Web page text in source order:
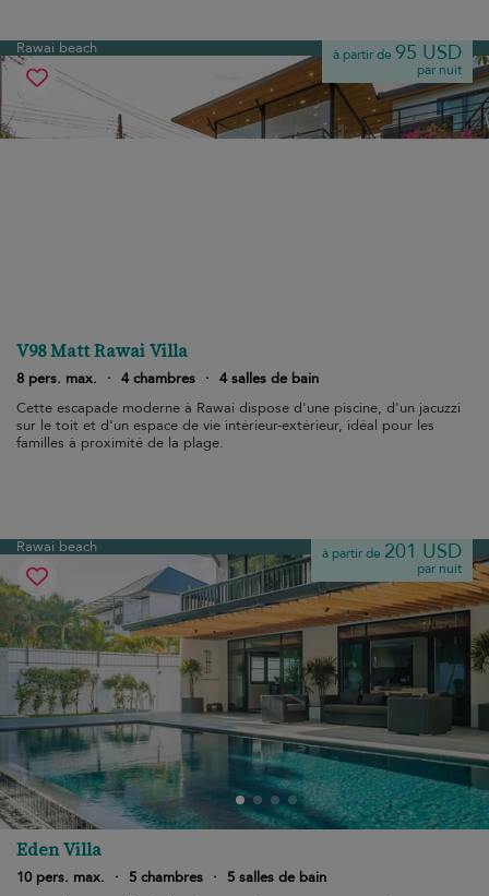
Rawai beach à partir de 95 USD
par nuit
V98 Matt Rawai Villa
8 pers. max. · 4 chambres · 4 salles de bain
Cette escapade moderne à Rawai dispose d'une piscine, d'un jacuzzi
sur le toit et d'un espace de vie intérieur-extérieur, idéal pour les
familles à proximité de la plage.
Rawai beach à partir de 201 USD
par nuit
Eden Villa
10 pers. max. · 5 chambres ·
5 salles de bain